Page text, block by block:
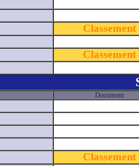
Classement
Classement
Document
Classement